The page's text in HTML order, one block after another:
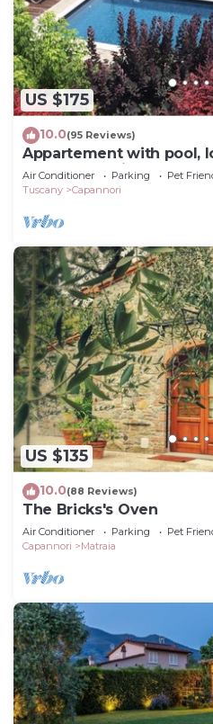
US $175
10.0(95 Reviews)
Appartement with pool,
treees and wine rapes
Air Conditioner Parking
Pet
Tuscany
Capannori
US $135
10.0(88 Reviews)
The Bricks's Oven
Air Conditioner Parking
Pet
Capannori
Matraia